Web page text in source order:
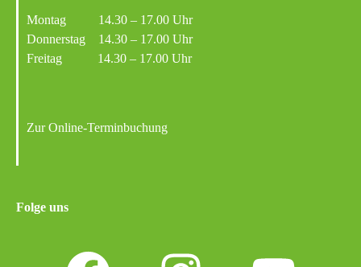
Montag 14.30 – 17.00 Uhr
Donnerstag 14.30 – 17.00 Uhr
Freitag 14.30 – 17.00 Uhr
Zur Online-Terminbuchung
Folge uns